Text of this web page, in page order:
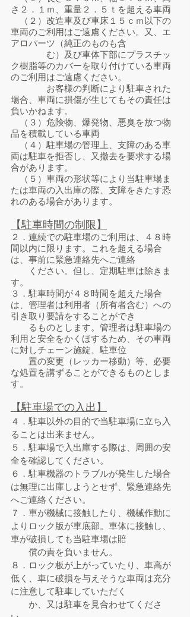
さ２．１ｍ、重量２．５ｔを超える車両
​ （２）改造車及び車床１５ｃｍ以下の
車両のご利用はご遠慮ください。又、エ
アロパーツ（純正のものも含
む）及び車体下部にプラスチッ
ク樹脂等のカバーを取り付けている車両
のご利用はご遠慮ください。
お客様の判断により駐車された
場合、車両に損傷が生じてもその責任は
負いかねます。
（３）危険物 、爆発物、悪臭を放つ物
品を積載している車両
（４）駐車場の管理上、支障のある車
両は駐車を拒否し、又撤去を要求する場
合があります。
（５）車両の形状等により当駐車場ま
たは車両の入出庫の際、支障をきたす恐
れのある場合があります。
【駐車時間の制限】
２．連続での駐車場のご利用は、４８時
間以内に限ります。これを超える場合
は、事前に緊急連絡先へご連絡
ください。但し、定期駐車は除きま
す。
３．駐車時間が４８時間を超えた場合
は、管理者は利用者（所有者含む）への
引き取り要請をすることができ
るものとします。管理者は駐車場の
利用と安全をかくほするため、その車両
に対しチェーン施錠、駐車位
置の変更（レッカー移動）等、必要
な処置を講ずることができるものとしま
す。
【駐車場での入出】
４．駐車以外の目的で当駐車場に立ち入
ることは出来ません。
５．駐車場で入出庫する際は、周囲の安
全を確認してください。
６．駐車機器のトラブルが発生した場合
は無理に出庫しようとせず、緊急連絡先
へご連絡ください。
７．車が機械に接触したり、機械作動に
よりロック版が車底部。車体に接触し、
車が破損しても当駐車場は賠
償の責を負いません。
８．ロック板が上がっていたり、車高が
低く、車に破損を与えそうな車両は充分
に注意して駐車していただく
か、又は駐車を見合わせてくださ